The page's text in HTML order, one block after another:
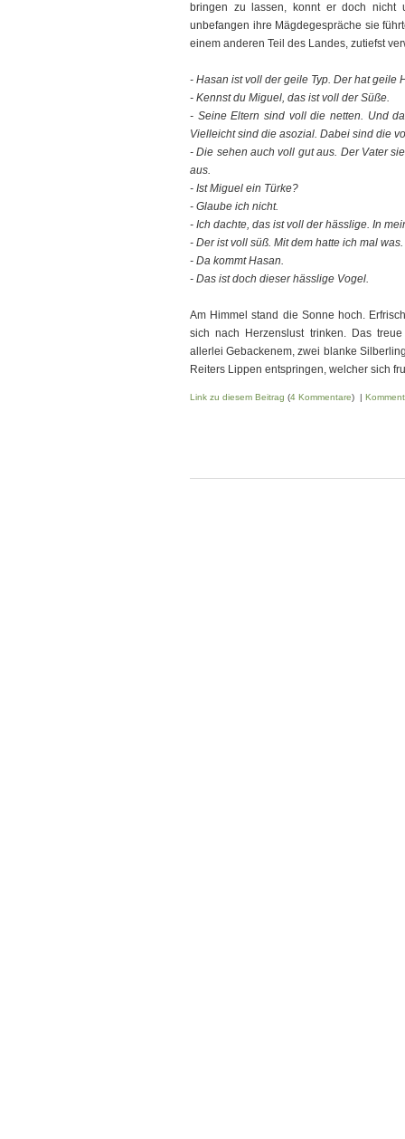
bringen zu lassen, konnt er doch nicht
unbefangen ihre Mägdegespräche sie
einem anderen Teil des Landes, zutiefst
- Hasan ist voll der geile Typ. Der hat geile
- Kennst du Miguel, das ist voll der Süße.
- Seine Eltern sind voll die netten. Und
Vielleicht sind die asozial. Dabei sind die
- Die sehen auch voll gut aus. Der Vater
aus.
- Ist Miguel ein Türke?
- Glaube ich nicht.
- Ich dachte, das ist voll der hässlige. In
- Der ist voll süß. Mit dem hatte ich mal was.
- Da kommt Hasan.
- Das ist doch dieser hässlige Vogel.
Am Himmel stand die Sonne hoch.
sich nach Herzenslust trinken. Das
allerlei Gebackenem, zwei blanke
Reiters Lippen entspringen, welcher sich
Link zu diesem Beitrag (4 Kommentare) |